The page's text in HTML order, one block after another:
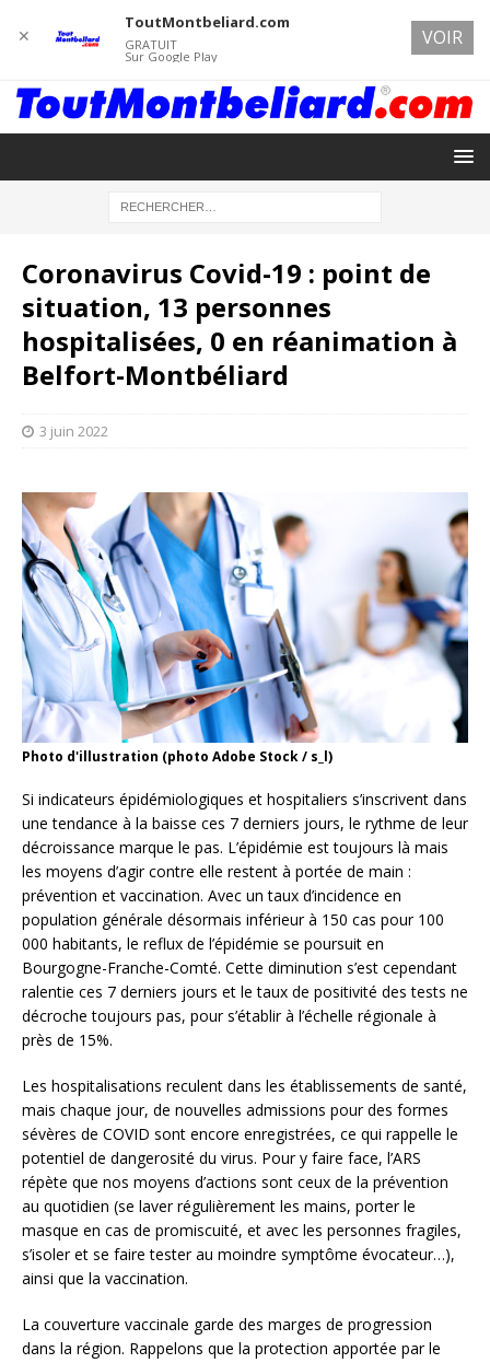
Coronavirus Covid-19 : point de
situation, 13 personnes
hospitalisées, 0 en réanimation à
Belfort-Montbéliard
3 juin 2022
Photo d'illustration (photo Adobe Stock / s_l)
Si indicateurs épidémiologiques et hospitaliers s’inscrivent dans
une tendance à la baisse ces 7 derniers jours, le rythme de leur
décroissance marque le pas. L’épidémie est toujours là mais
les moyens d’agir contre elle restent à portée de main :
prévention et vaccination. Avec un taux d’incidence en
population générale désormais inférieur à 150 cas pour 100
000 habitants, le reflux de l’épidémie se poursuit en
Bourgogne-Franche-Comté. Cette diminution s’est cependant
ralentie ces 7 derniers jours et le taux de positivité des tests ne
décroche toujours pas, pour s’établir à l’échelle régionale à
près de 15%.
Les hospitalisations reculent dans les établissements de santé,
mais chaque jour, de nouvelles admissions pour des formes
sévères de COVID sont encore enregistrées, ce qui rappelle le
potentiel de dangerosité du virus. Pour y faire face, l’ARS
répète que nos moyens d’actions sont ceux de la prévention
au quotidien (se laver régulièrement les mains, porter le
masque en cas de promiscuité, et avec les personnes fragiles,
s’isoler et se faire tester au moindre symptôme évocateur…),
ainsi que la vaccination.
La couverture vaccinale garde des marges de progression
dans la région. Rappelons que la protection apportée par le
✕
ToutMontbeliard.com
GRATUIT
Sur Google Play
VOIR